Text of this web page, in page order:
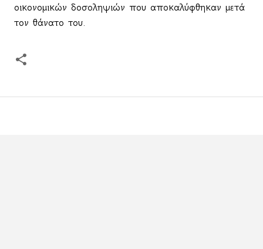
οικονομικών δοσοληψιών που αποκαλύφθηκαν μετά
τον θάνατο του.